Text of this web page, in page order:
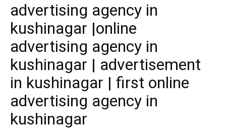
advertising agency in
kushinagar |online
advertising agency in
kushinagar | advertisement
in kushinagar | first online
advertising agency in
kushinagar